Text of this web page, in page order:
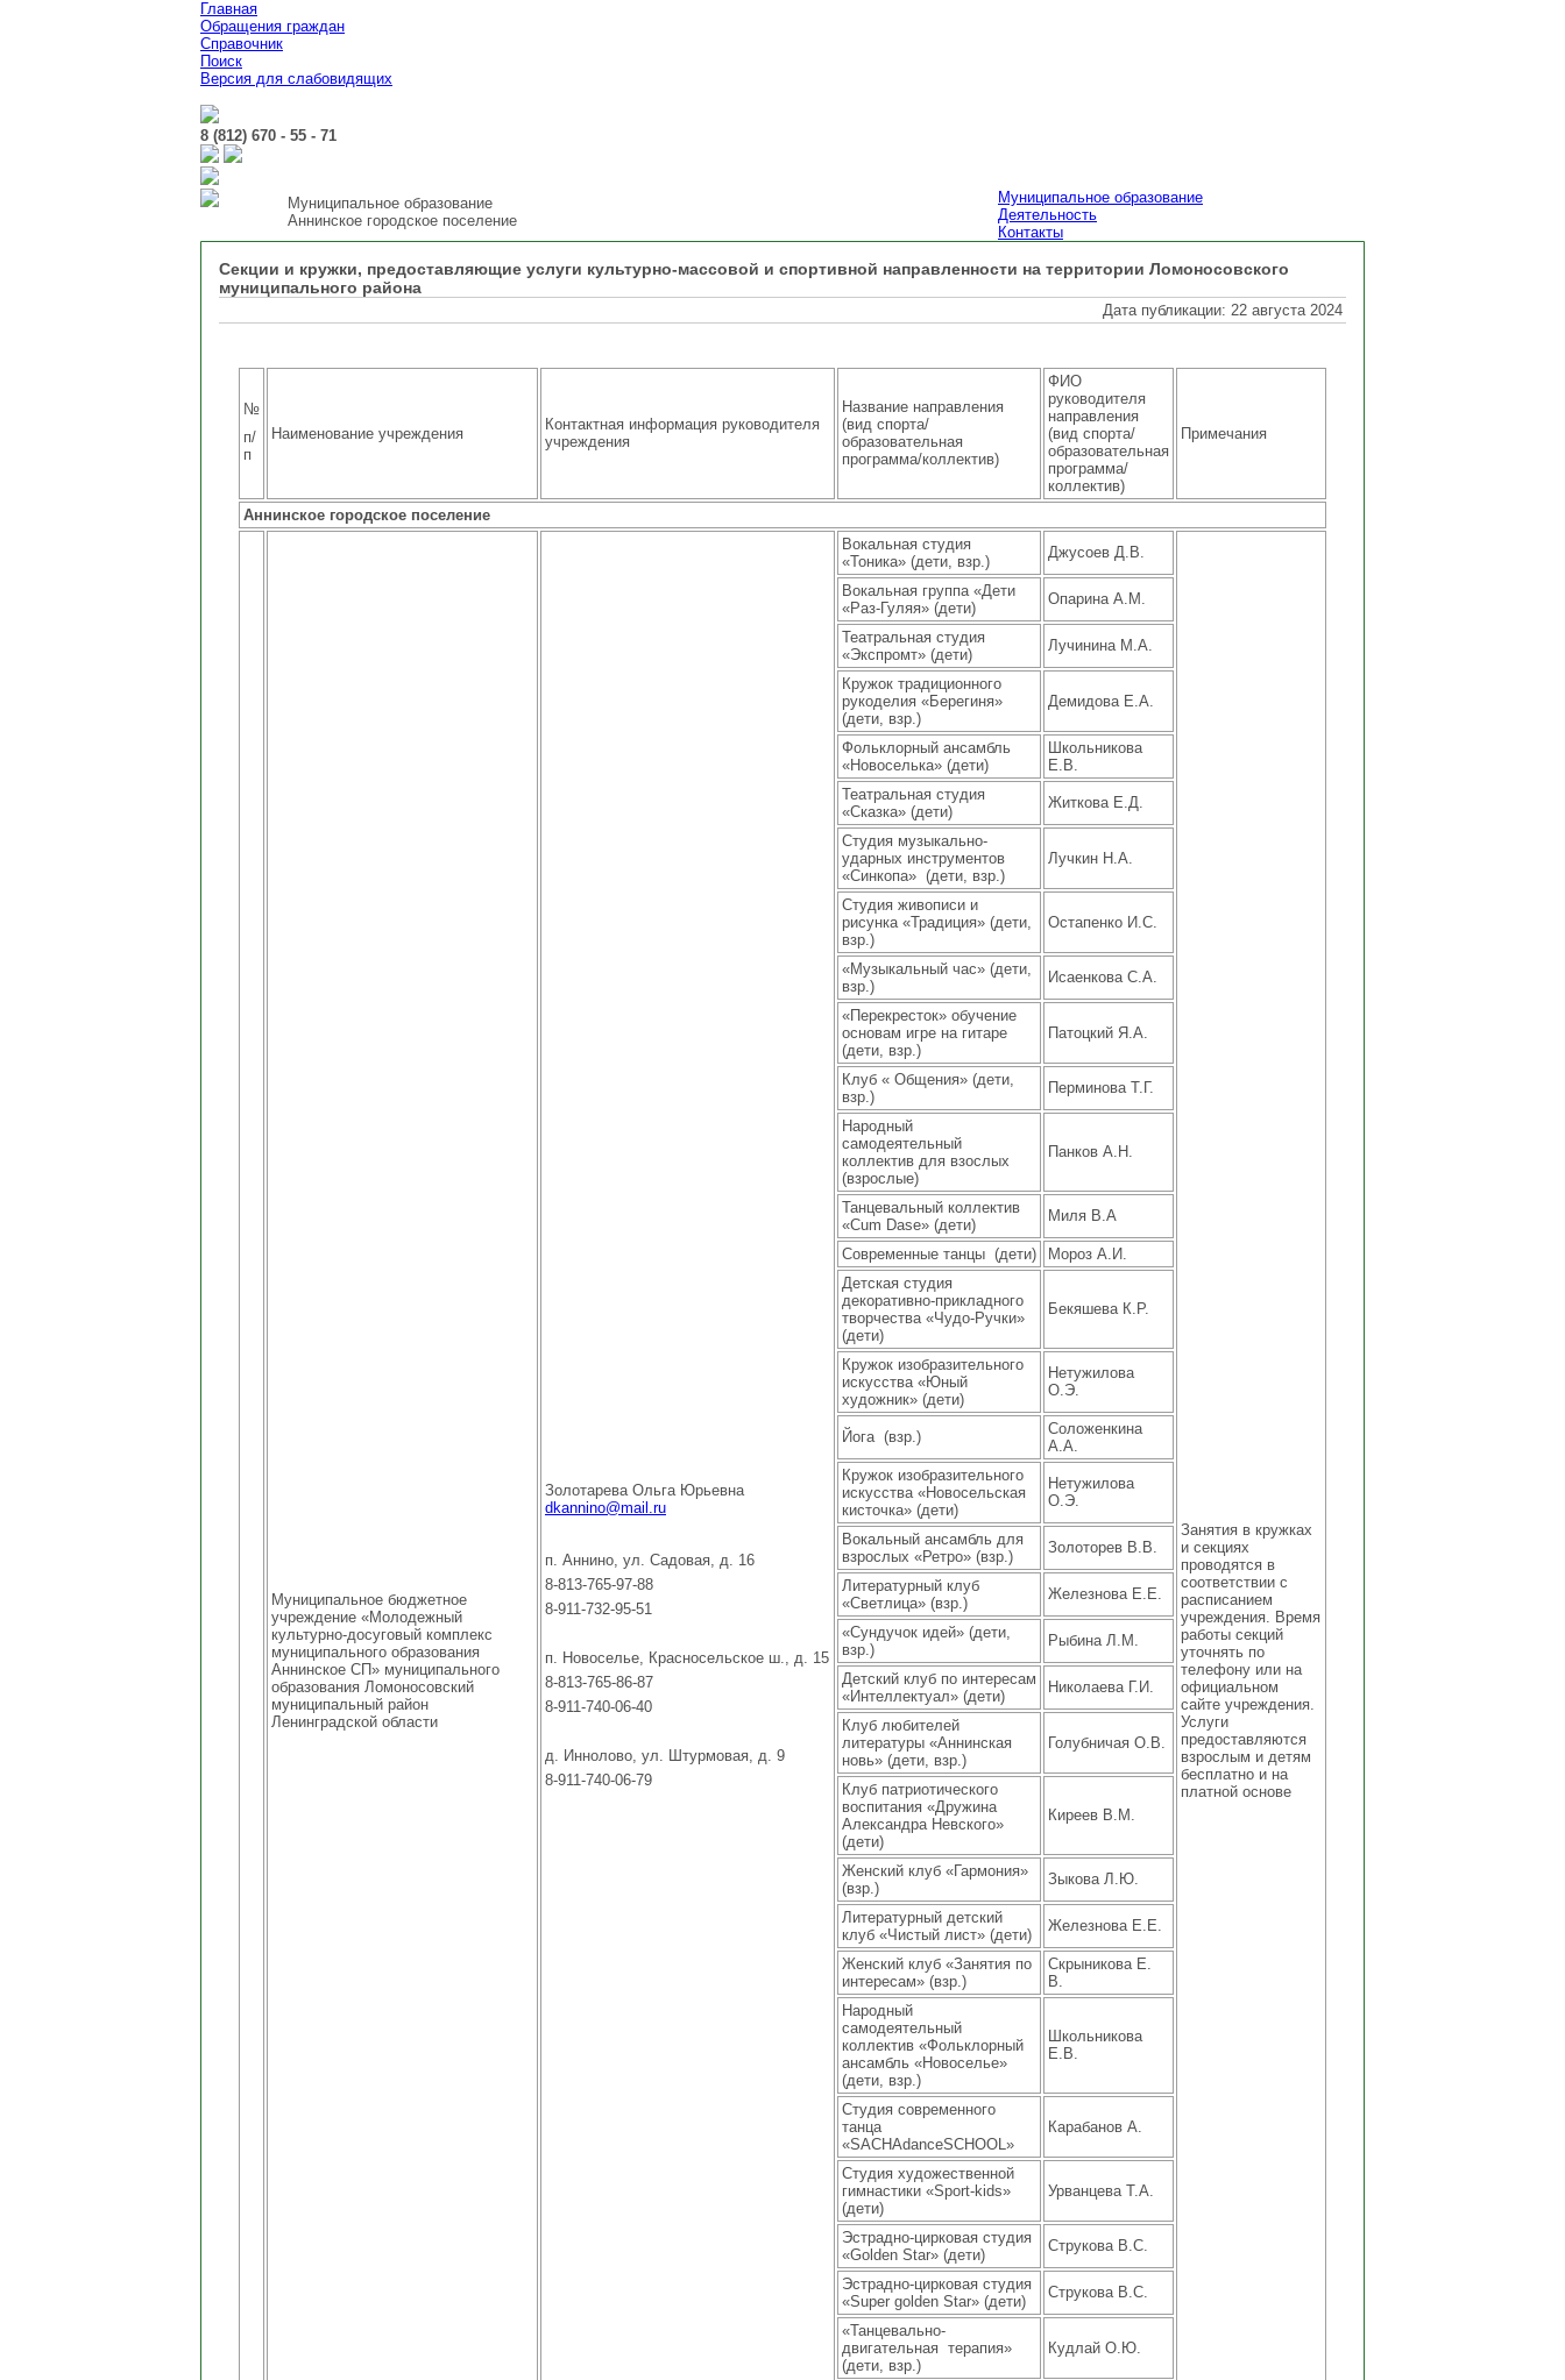
Главная
Обращения граждан
Справочник
Поиск
Версия для слабовидящих
8 (812) 670 - 55 - 71
Муниципальное образование
Аннинское городское поселение
Муниципальное образование
Деятельность
Контакты
Секции и кружки, предоставляющие услуги культурно-массовой и спортивной направленности на территории Ломоносовского
муниципального района
Дата публикации: 22 августа 2024
№
п/
п
Наименование учреждения
Контактная информация руководителя
учреждения
Название направления
(вид спорта/
образовательная
программа/коллектив)
ФИО
руководителя
направления
(вид спорта/
образовательная
программа/
коллектив)
Примечания
Аннинское городское поселение
Муниципальное бюджетное
учреждение «Молодежный
культурно-досуговый комплекс
муниципального образования
Аннинское СП» муниципального
образования Ломоносовский
муниципальный район
Ленинградской области
Золотарева Ольга Юрьевна
dkannino@mail.ru
п. Аннино, ул. Садовая, д. 16
8-813-765-97-88
8-911-732-95-51
п. Новоселье, Красносельское ш., д. 15
8-813-765-86-87
8-911-740-06-40
д. Иннолово, ул. Штурмовая, д. 9
8-911-740-06-79
Вокальная студия
«Тоника» (дети, взр.)
Джусоев Д.В.
Занятия в кружках
и секциях
проводятся в
соответствии с
расписанием
учреждения. Время
работы секций
уточнять по
телефону или на
официальном
сайте учреждения.
Услуги
предоставляются
взрослым и детям
бесплатно и на
платной основе
Вокальная группа «Дети
«Раз-Гуляя» (дети)
Опарина А.М.
Театральная студия
«Экспромт» (дети)
Лучинина М.А.
Кружок традиционного
рукоделия «Берегиня»
(дети, взр.)
Демидова Е.А.
Фольклорный ансамбль
«Новоселька» (дети)
Школьникова
Е.В.
Театральная студия
«Сказка» (дети)
Житкова Е.Д.
Студия музыкально-
ударных инструментов
«Синкопа» (дети, взр.)
Лучкин Н.А.
Студия живописи и
рисунка «Традиция» (дети,
взр.)
Остапенко И.С.
«Музыкальный час» (дети,
взр.)
Исаенкова С.А.
«Перекресток» обучение
основам игре на гитаре
(дети, взр.)
Патоцкий Я.А.
Клуб « Общения» (дети,
взр.)
Перминова Т.Г.
Народный
самодеятельный
коллектив для взослых
(взрослые)
Панков А.Н.
Танцевальный коллектив
«Cum Dase» (дети)
Миля В.А
Современные танцы (дети)
Мороз А.И.
Детская студия
декоративно-прикладного
творчества «Чудо-Ручки»
(дети)
Бекяшева К.Р.
Кружок изобразительного
искусства «Юный
художник» (дети)
Нетужилова
О.Э.
Йога (взр.)
Соложенкина
А.А.
Кружок изобразительного
искусства «Новосельская
кисточка» (дети)
Нетужилова
О.Э.
Вокальный ансамбль для
взрослых «Ретро» (взр.)
Золоторев В.В.
Литературный клуб
«Светлица» (взр.)
Железнова Е.Е.
«Сундучок идей» (дети,
взр.)
Рыбина Л.М.
Детский клуб по интересам
«Интеллектуал» (дети)
Николаева Г.И.
Клуб любителей
литературы «Аннинская
новь» (дети, взр.)
Голубничая О.В.
Клуб патриотического
воспитания «Дружина
Александра Невского»
(дети)
Киреев В.М.
Женский клуб «Гармония»
(взр.)
Зыкова Л.Ю.
Литературный детский
клуб «Чистый лист» (дети)
Железнова Е.Е.
Женский клуб «Занятия по
интересам» (взр.)
Скрыникова Е.
В.
Народный
самодеятельный
коллектив «Фольклорный
ансамбль «Новоселье»
(дети, взр.)
Школьникова
Е.В.
Студия современного
танца
«SACHAdanceSCHOOL»
Карабанов А.
Студия художественной
гимнастики «Sport-kids»
(дети)
Урванцева Т.А.
Эстрадно-цирковая студия
«Golden Star» (дети)
Струкова В.С.
Эстрадно-цирковая студия
«Super golden Star» (дети)
Струкова В.С.
«Танцевально-
двигательная терапия»
(дети, взр.)
Кудлай О.Ю.